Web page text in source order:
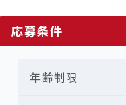
応募条件
年齢制限